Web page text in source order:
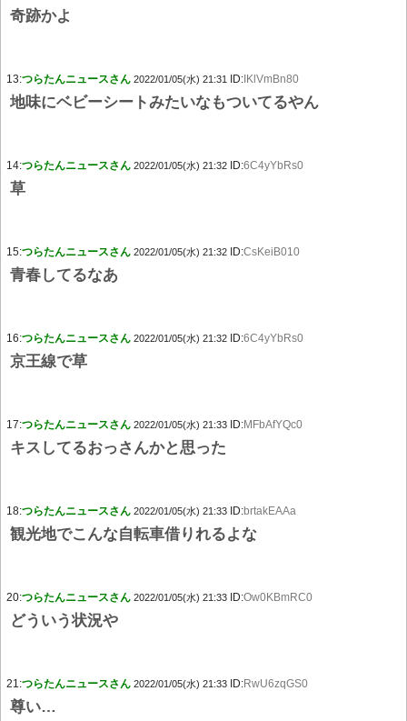
奇跡かよ
13:つらたんニュースさん 2022/01/05(水) 21:31 ID: IKlVmBn80
地味にベビーシートみたいなもついてるやん
14:つらたんニュースさん 2022/01/05(水) 21:32 ID:6C4yYbRs0
草
15:つらたんニュースさん 2022/01/05(水) 21:32 ID:CsKeiB010
青春してるなあ
16:つらたんニュースさん 2022/01/05(水) 21:32 ID:6C4yYbRs0
京王線で草
17:つらたんニュースさん 2022/01/05(水) 21:33 ID:MFbAfYQc0
キスしてるおっさんかと思った
18:つらたんニュースさん 2022/01/05(水) 21:33 ID:brtakEAAa
観光地でこんな自転車借りれるよな
20:つらたんニュースさん 2022/01/05(水) 21:33 ID:Ow0KBmRC0
どういう状況や
21:つらたんニュースさん 2022/01/05(水) 21:33 ID:RwU6zqGS0
尊い…